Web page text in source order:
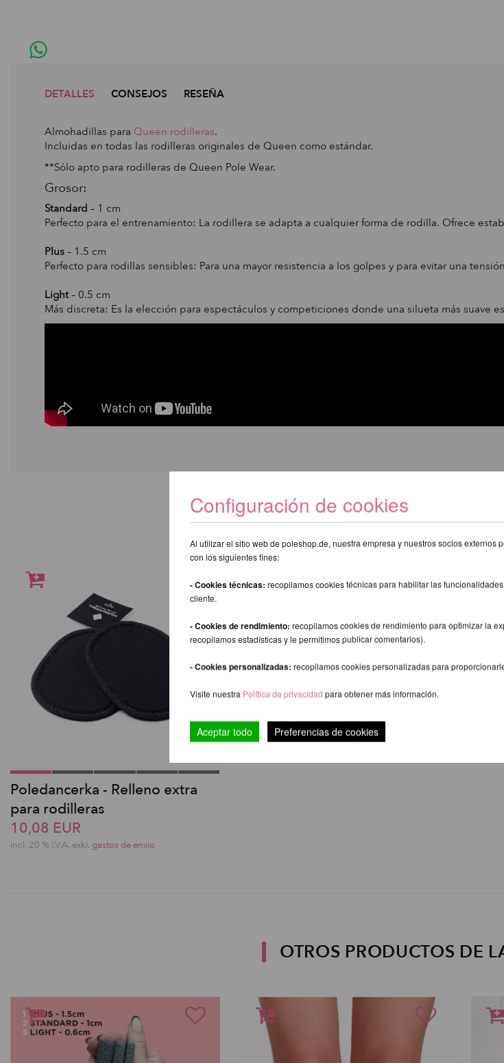
DETALLES CONSEJOS RESEÑA
Almohadillas para Queen rodilleras.
Incluidas en todas las rodilleras originales de Queen como estándar.
**Sólo apto para rodilleras de Queen Pole Wear.
Grosor:
Standard – 1 cm
Perfecto para el entrenamiento: La rodillera se adapta a cualquier forma de rodilla. Ofrece
Plus – 1.5 cm
Perfecto para rodillas sensibles: Para una mayor resistencia a los golpes y para evitar una
Light – 0.5 cm
Más discreta: Es la elección para espectáculos y competiciones donde una silueta más suave
TAMBIÉN LE RECOMENDAMOS
Poledancerka - Relleno extra
para rodilleras
10,08 EUR
incl. 20 % I.V.A. exkl. gastos de envio
OTROS PRODUCTOS DE
Configuración de cookies
Al utilizar el sitio web de poleshop.de, nuestra empresa y nuestros socios
con los siguientes fines:
- Cookies técnicas: recopilamos cookies técnicas para habilitar las
cliente.
- Cookies de rendimiento: recopilamos cookies de rendimiento para optimizar la
recopilamos estadísticas y le permitimos publicar comentarios).
- Cookies personalizadas: recopilamos cookies personalizadas para
Visite nuestra Política de privacidad para obtener más información.
Aceptar todo Preferencias de cookies